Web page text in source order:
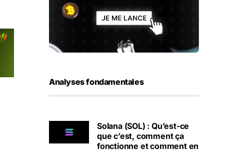
Analyses fondamentales
Solana (SOL) : Qu’est-ce
que c’est, comment ça
fonctionne et comment en